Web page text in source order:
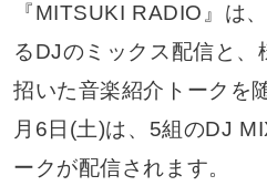
『MITSUKI RADIO』は
るDJのミックス配信と、
招いた音楽紹介トークを
月6日(土)は、5組のDJ
ークが配信されます。